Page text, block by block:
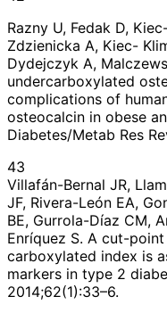
Razny U, Fedak D,
Zdzienicka A, Kiec-
Dydejczyk A,
undercarboxylated
complications of
osteocalcin in obese
Diabetes/Metab Res
43
Villafán-Bernal JR,
JF, Rivera-León EA,
BE, Gurrola-Díaz CM,
Enríquez S. A cut-
carboxylated index is
markers in type 2
2014;62(1):33–6.